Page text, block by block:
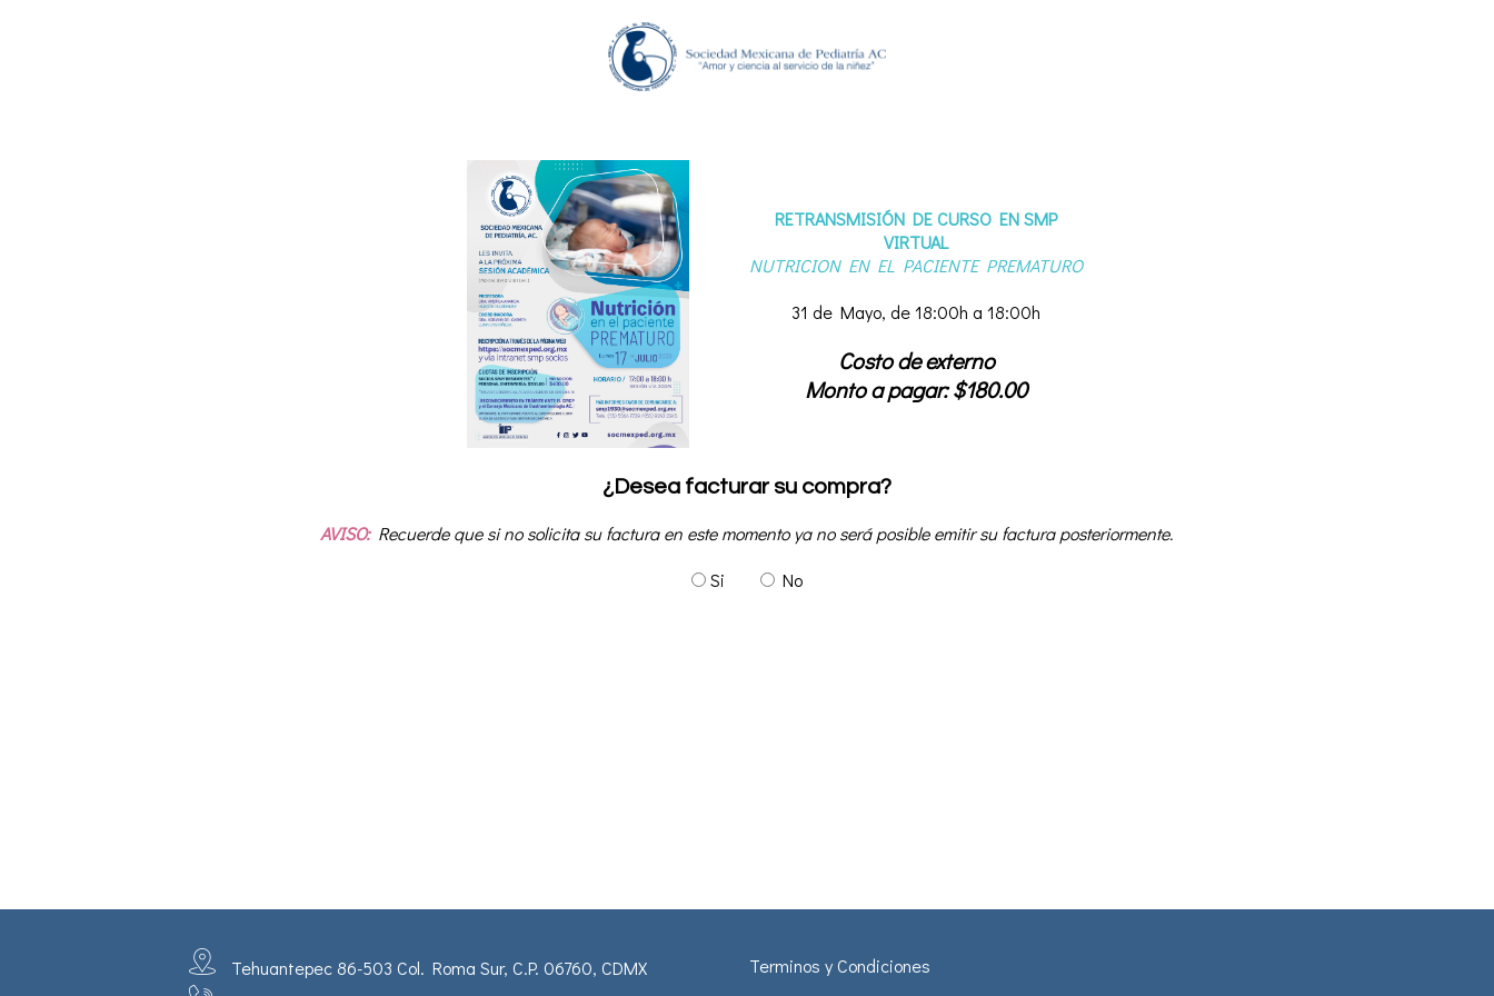
RETRANSMISIÓN DE CURSO EN SMP
VIRTUAL
NUTRICION EN EL PACIENTE PREMATURO
31 de Mayo, de 18:00h a 18:00h
Costo de externo
Monto a pagar: $180.00
¿Desea facturar su compra?
AVISO:Recuerde que si no solicita su factura en este momento ya no será posible emitir su factura posteriormente.
Si
No
Tehuantepec 86-503 Col. Roma Sur, C.P. 06760, CDMX
Terminos y Condiciones